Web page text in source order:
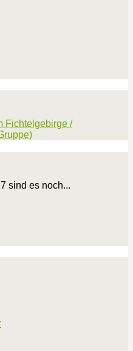
Fichtelgebirge /
sind es noch...